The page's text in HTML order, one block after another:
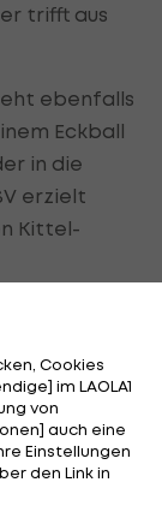
trifft aus
ebenfalls
Eckball
in die
erzielt
Kittel-
in
bereits
in Ingolstadt
Uhr im
Cookies
im LAOLA1
von
auch eine
Einstellungen
den Link in